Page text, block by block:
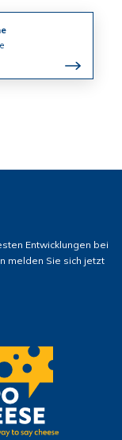
Entwicklungen bei
melden Sie sich jetzt